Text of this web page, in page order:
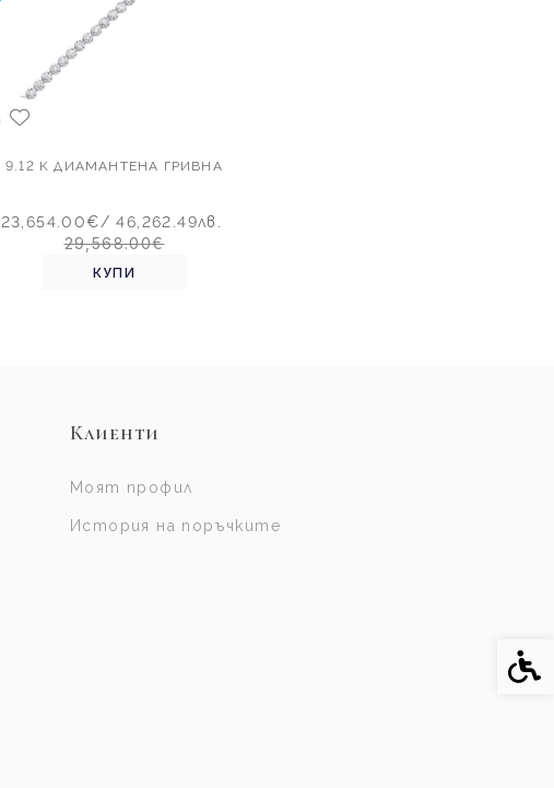
9.12 K ДИАМАНТЕНА ГРИВНА
23,654.00€/ 46,262.49лв.
29,568.00€
КУПИ
Клиенти
Моят профил
История на поръчките